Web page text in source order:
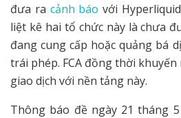
đưa ra cảnh báo với
liệt kê hai tổ chức này là chưa
đang cung cấp hoặc quảng bá
trái phép. FCA đồng thời
giao dịch với nền tảng này.
Thông báo đề ngày 21 tháng